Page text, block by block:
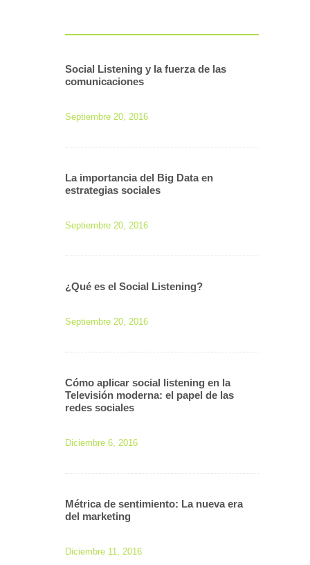
Social Listening y la fuerza de las
comunicaciones
Septiembre 20, 2016
La importancia del Big Data en
estrategias sociales
Septiembre 20, 2016
¿Qué es el Social Listening?
Septiembre 20, 2016
Cómo aplicar social listening en la
Televisión moderna: el papel de las
redes sociales
Diciembre 6, 2016
Métrica de sentimiento: La nueva era
del marketing
Diciembre 11, 2016